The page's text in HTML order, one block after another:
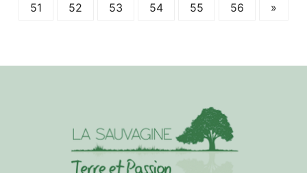
51
52 53 54 55 56 »